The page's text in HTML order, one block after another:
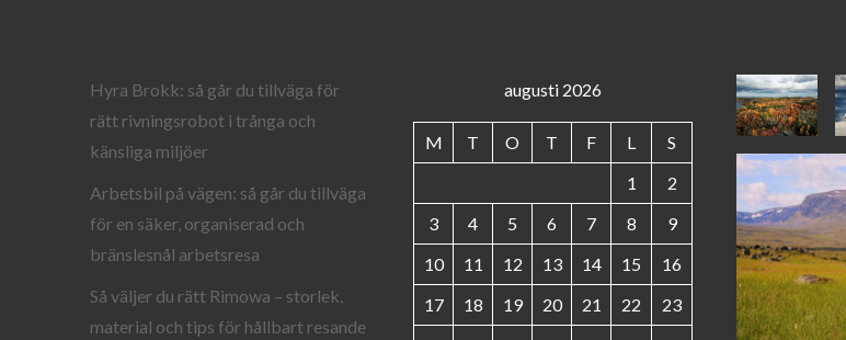
Hyra Brokk: så går du tillväga för
rätt rivningsrobot i trånga och
känsliga miljöer
Arbetsbil på vägen: så går du tillväga
för en säker, organiserad och
bränslesnål arbetsresa
Så väljer du rätt Rimowa – storlek,
material och tips för hållbart resande
augusti 2026
M T O T F L
S
1
2
3
4 5 6 7 8
9
10
11 12 13 14 15
16
17
18 19 20 21 22
23